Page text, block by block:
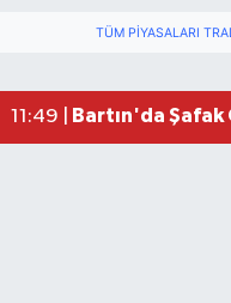
TÜM PIYASALARI
11:49 | Bartın'da Şafak